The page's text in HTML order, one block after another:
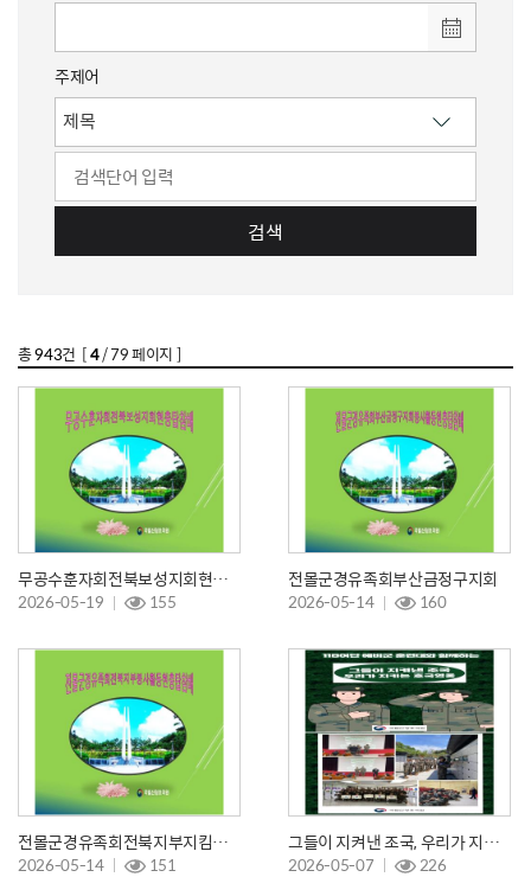
주제어
검색
총943건 [4/ 79 페이지 ]
무공수훈자회전북보성지회현충탑참배
2026-05-19 155
전몰군경유족회부산금정구지회
2026-05-14 160
전몰군경유족회전북지부지킴이봉사활동
2026-05-14 151
그들이 지켜낸 조국, 우리가 지키는 호국영웅
2026-05-07 226